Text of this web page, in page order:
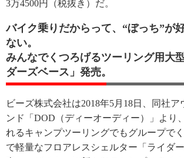
3万4500円（税抜き）だ。
バイク乗りだからって、“ぼっち”が
ない。
みんなでくつろげるツーリング用大
ダーズベース」発売。
ビーズ株式会社は2018年5月18日、同社ア
ンド「DOD（ディーオーディー）」より
れるキャンプツーリングでもグループで
で軽量なフロアレスシェルター「ライダ